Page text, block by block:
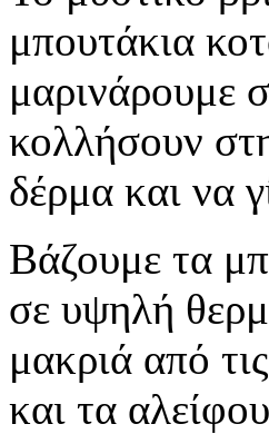
μπουτάκια
μαρινάρουμε
κολλήσουν
δέρμα και να
Βάζουμε τα
σε υψηλή
μακριά από
και τα